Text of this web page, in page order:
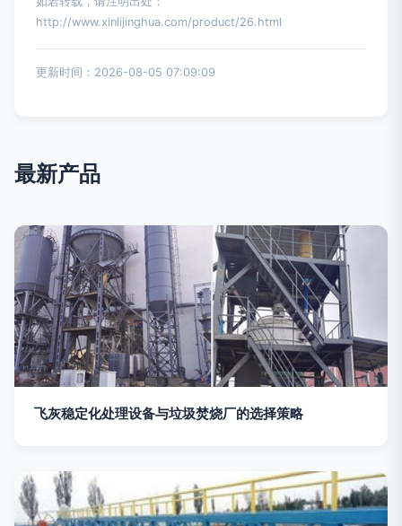
http://www.xinlijinghua.com/product/26.html
更新时间：2026-08-05 07:09:09
最新产品
飞灰稳定化处理设备与垃圾焚烧厂的选择策略